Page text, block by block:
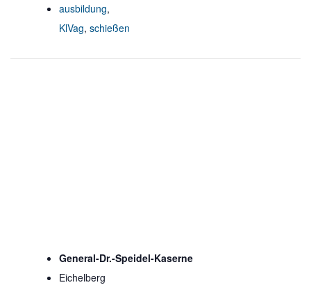
ausbildung,
KlVag, schießen
General-Dr.-Speidel-Kaserne
Eichelberg